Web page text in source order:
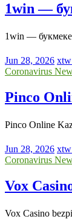
1win —
1win —
Jun 28, 2026
Coronavirus
Pinco
Pinco Online
Jun 28, 2026
Coronavirus
Vox
Vox Casino